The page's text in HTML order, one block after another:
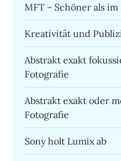
MFT – Schöner als
Kreativität und
Abstrakt exakt
Fotografie
Abstrakt exakt oder
Fotografie
Sony holt Lumix ab